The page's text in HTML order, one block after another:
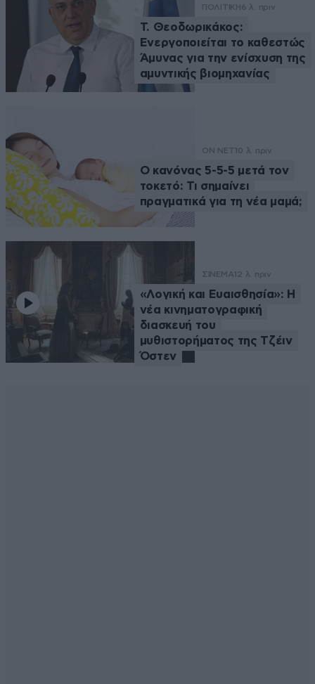
ΠΟΛΙΤΙΚΗ6 λ. πριν
Τ. Θεοδωρικάκος:
Ενεργοποιείται το καθεστώς
Άμυνας για την ενίσχυση της
αμυντικής βιομηχανίας
ON NET 10 λ. πριν
Ο κανόνας 5-5-5 μετά τον
τοκετό: Τι σημαίνει
πραγματικά για τη νέα μαμά;
ΣΙΝΕΜΑ 12 λ. πριν
«Λογική και Ευαισθησία»: Η
νέα κινηματογραφική
διασκευή του
μυθιστορήματος της Τζέιν
Όστεν